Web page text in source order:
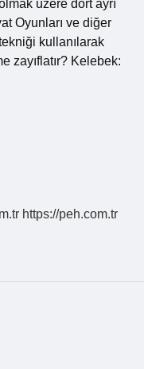
üzere dört ayrı
Oyunları ve diğer
kullanılarak
zayıflatır? Kelebek:
https://peh.com.tr